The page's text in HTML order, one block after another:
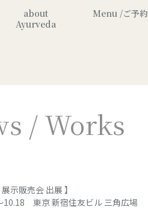
about
Ayurveda
Menu /ご予約
/ Works
示販売会 出展 】
10.18 東京 新宿住友ビル 三角広場